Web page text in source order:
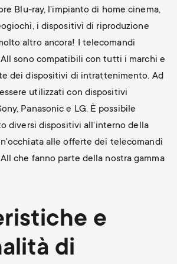
Blu-ray, l'impianto di home cinema,
i dispositivi di riproduzione
altro ancora! I telecomandi
sono compatibili con tutti i marchi e
dei dispositivi di intrattenimento. Ad
utilizzati con dispositivi
Panasonic e LG. È possibile
diversi dispositivi all'interno della
alle offerte dei telecomandi
che fanno parte della nostra gamma
e
di